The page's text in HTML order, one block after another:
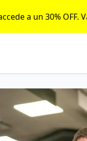
a un 30% OFF.